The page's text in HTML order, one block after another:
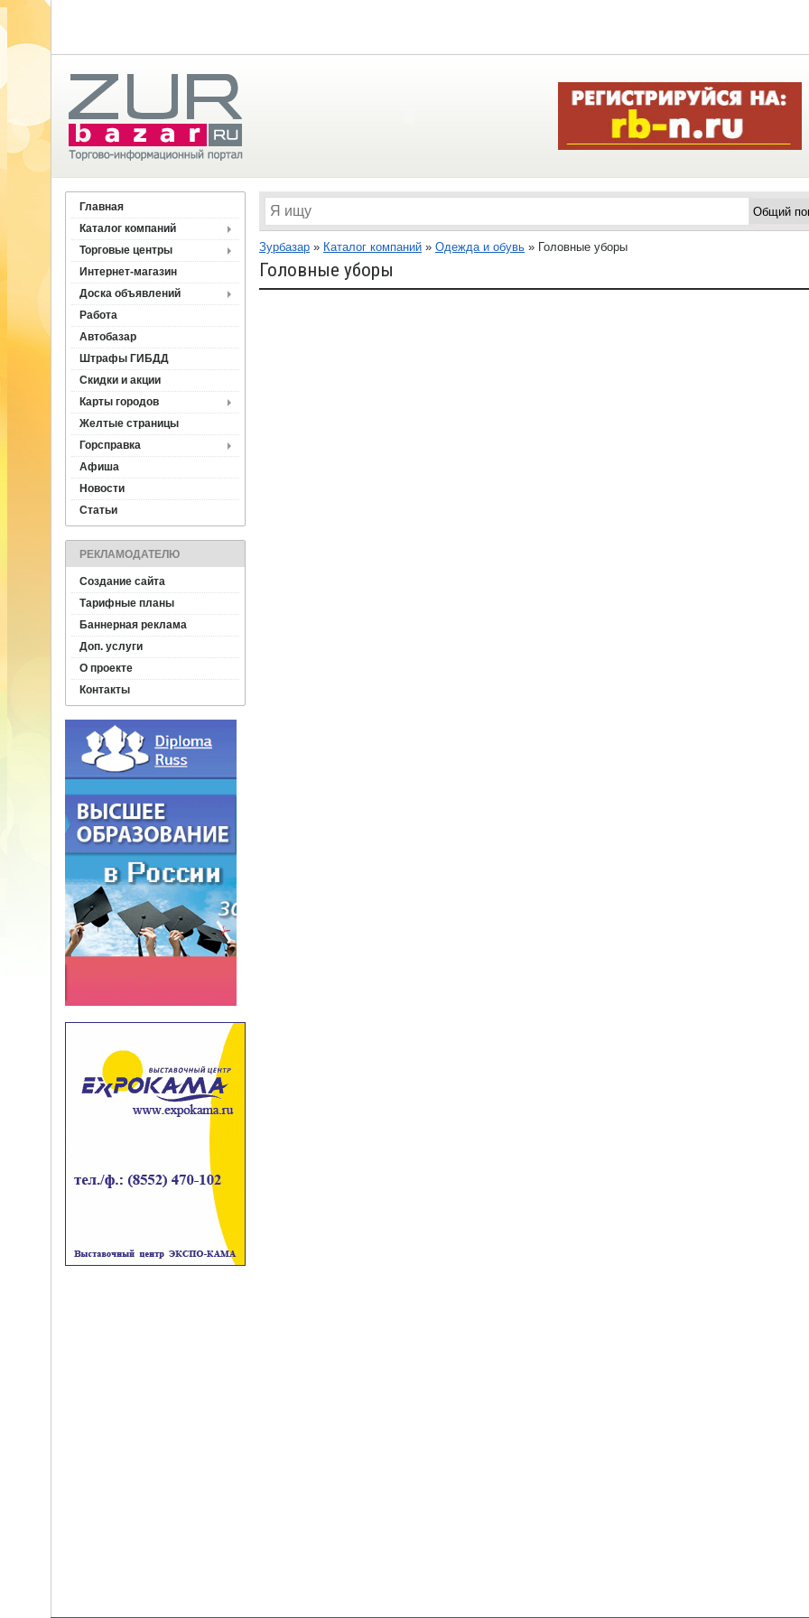
Главная
Каталог компаний
Торговые центры
Интернет-магазин
Доска объявлений
Работа
Автобазар
Штрафы ГИБДД
Скидки и акции
Карты городов
Желтые страницы
Горсправка
Афиша
Новости
Статьи
РЕКЛАМОДАТЕЛЮ
Создание сайта
Тарифные планы
Баннерная реклама
Доп. услуги
О проекте
Контакты
Зурбазар » Каталог компаний » Одежда и обувь » Головные уборы
Головные уборы